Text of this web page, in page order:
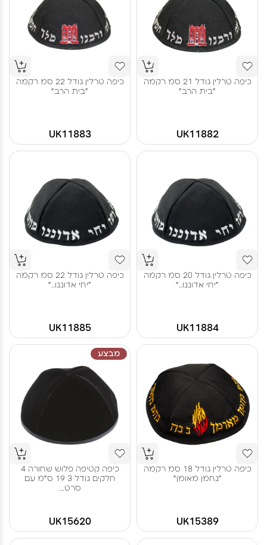
כיפה טרלין גודל 21 סמ רקמה
"בית הרב"
UK11882
כיפה טרלין גודל 22 סמ רקמה
"בית הרב"
UK11883
כיפה טרלין גודל 20 סמ רקמה
"יחי אדוננו.."
UK11884
כיפה טרלין גודל 22 סמ רקמה
"יחי אדוננו.."
UK11885
כיפה טרלין גודל 18 סמ רקמה
"נחמן מאומן"
UK15389
מבצע
כיפה קטיפה פלוש שחורה 4
חלקים גודל 3 19 ס"מ עם
סרט...
UK15620